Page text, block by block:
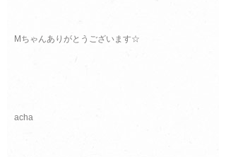
Mちゃんありがとうございます☆
acha